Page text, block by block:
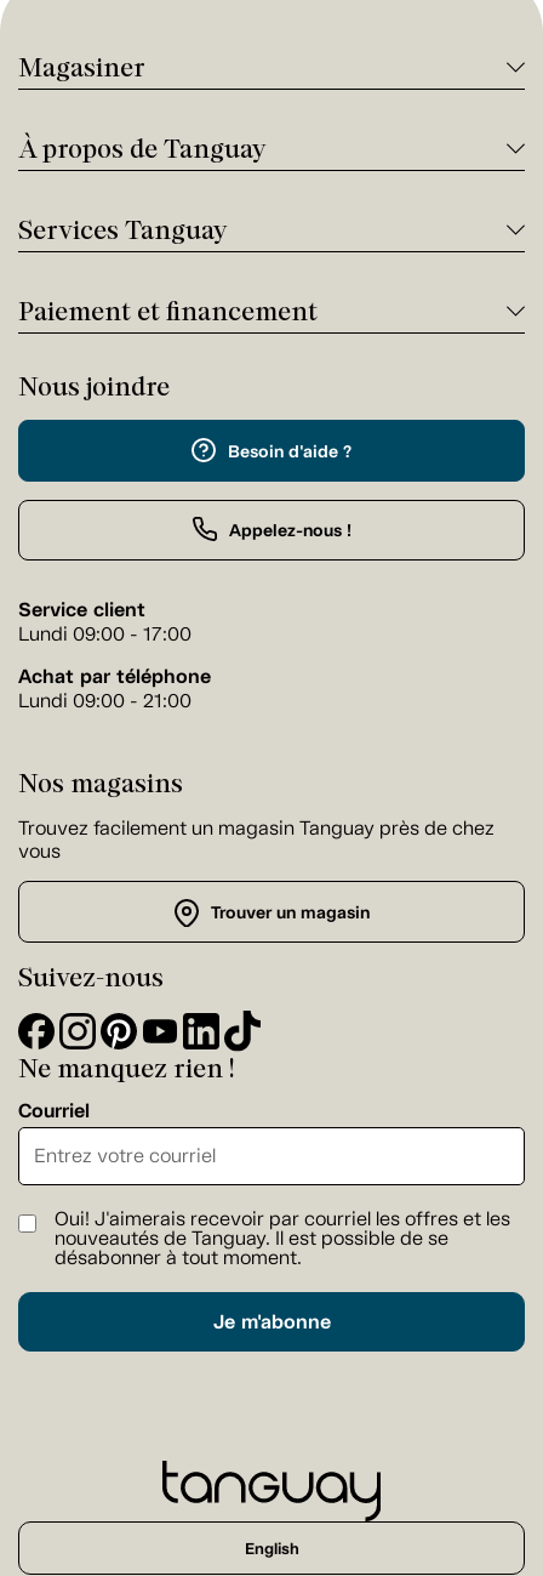
Magasiner
À propos de Tanguay
Services Tanguay
Paiement et financement
Nous joindre
Besoin d'aide ?
Appelez-nous !
Service client
Lundi 09:00 - 17:00
Achat par téléphone
Lundi 09:00 - 21:00
Nos magasins
Trouvez facilement un magasin Tanguay près de chez
vous
Trouver un magasin
Suivez-nous
Ne manquez rien !
Courriel
Oui! J'aimerais recevoir par courriel les offres et les
nouveautés de Tanguay. Il est possible de se
désabonner à tout moment.
Je m'abonne
English